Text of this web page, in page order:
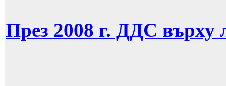
През 2008 г. ДДС върху